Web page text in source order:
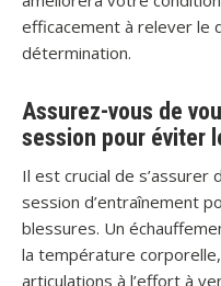
efficacement à relever le
détermination.
Assurez-vous de
session pour éviter
Il est crucial de s’assurer
session d’entraînement
blessures. Un
la température
articulations à l’effort à